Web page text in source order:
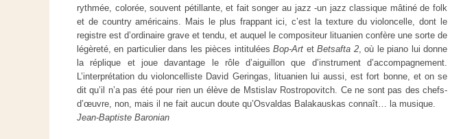
rythmée, colorée, souvent pétillante, et fait songer au jazz -un jazz classique mâtiné de folk
et de country américains. Mais le plus frappant ici, c’est la texture du violoncelle, dont le
registre est d’ordinaire grave et tendu, et auquel le compositeur lituanien confère une sorte de
légèreté, en particulier dans les pièces intituléesBop-Art etBetsafta 2, où le piano lui donne
la réplique et joue davantage le rôle d’aiguillon que d’instrument d’accompagnement.
L’interprétation du violoncelliste David Geringas, lituanien lui aussi, est fort bonne, et on se
dit qu’il n’a pas été pour rien un élève de Mstislav Rostropovitch. Ce ne sont pas des chefs-
d’œuvre, non, mais il ne fait aucun doute qu’Osvaldas Balakauskas connaît… la musique.
Jean-Baptiste Baronian